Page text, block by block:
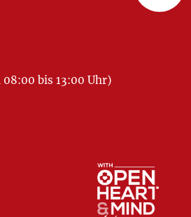
bis 13:00 Uhr)